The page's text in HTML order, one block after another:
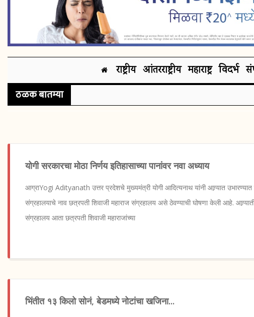
राष्ट्रीय आंतरराष्ट्रीय महाराष्ट्र विदर्भ
ठळक बातम्या
योगी सरकारचा मोठा निर्णय इतिहासाच्या पानांवर नवा अध्याय
आग्राYogi Adityanath उत्तर प्रदेशचे मुख्यमंत्री योगी आदित्यनाथ यांनी आग्र्यात
संग्रहालयाचे नाव छत्रपती शिवाजी महाराज संग्रहालय असे ठेवण्याची घोषणा केली आहे.
संग्रहालय आता छत्रपती शिवाजी महाराजांच्या
भिंतीत १३ किलो सोनं, बेडमध्ये नोटांचा खजिना...